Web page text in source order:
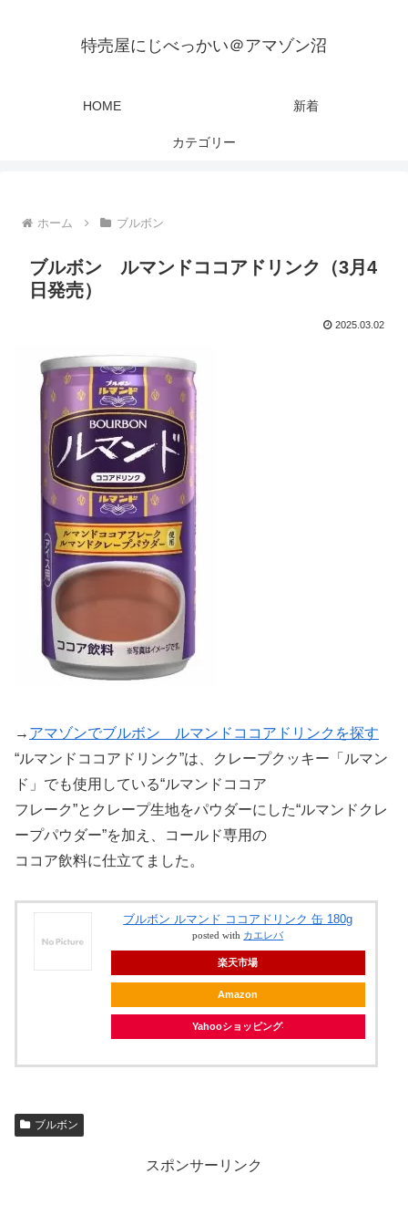
特売屋にじべっかい＠アマゾン沼
HOME 新着
カテゴリー
ホーム ブルボン
ブルボン ルマンドココアドリンク（3月4
日発売）
2025.03.02
→ アマゾンでブルボン ルマンドココアドリンクを探す
“ルマンドココアドリンク”は、クレープクッキー「ルマン
ド」でも使用している“ルマンドココア
フレーク”とクレープ生地をパウダーにした“ルマンドクレ
ープパウダー”を加え、コールド専用の
ココア飲料に仕立てました。
ブルボン ルマンド ココアドリンク 缶 180g
posted with カエレバ
楽天市場
Amazon
Yahooショッピング
ブルボン
スポンサーリンク